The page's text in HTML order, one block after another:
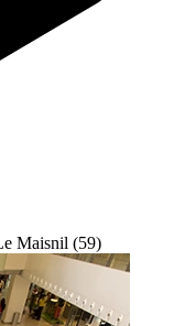
Maisnil (59)